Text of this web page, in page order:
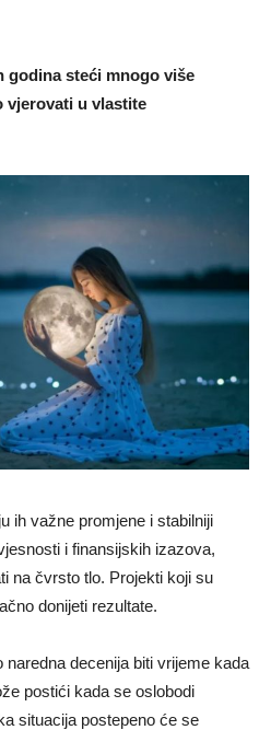
godina steći mnogo više
vjerovati u vlastite
ih važne promjene i stabilniji
i finansijskih izazova,
na čvrsto tlo. Projekti koji su
donijeti rezultate.
decenija biti vrijeme kada
postići kada se oslobodi
situacija postepeno će se